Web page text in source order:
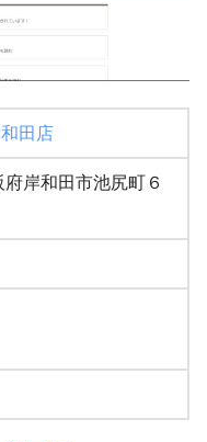
田店
岸和田市池尻町６